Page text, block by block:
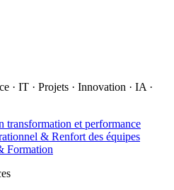
· IT · Projets · Innovation · IA ·
et performance
& Renfort des équipes
Formation